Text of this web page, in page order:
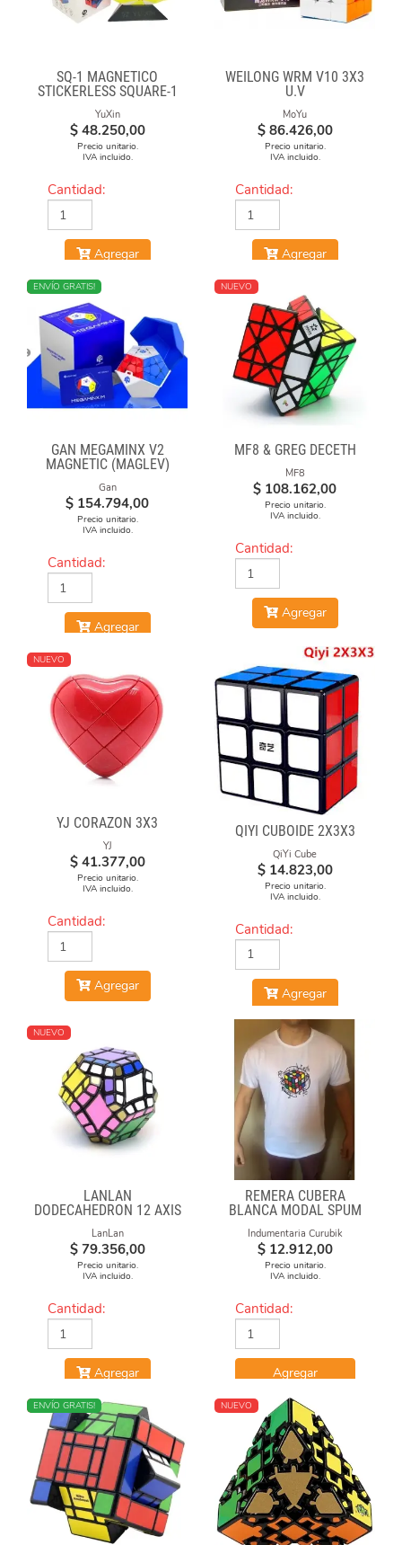
SQ-1 MAGNÉTICO
STICKERLESS SQUARE-1
YuXin
$ 48.250,00
Precio unitario.
IVA incluido.
Cantidad:
Agregar
WEILONG WRM V10 3X3
U.V
MoYu
$ 86.426,00
Precio unitario.
IVA incluido.
Cantidad:
Agregar
NUEVO
ENVÍO GRATIS!
GAN MEGAMINX V2
MAGNETIC (MAGLEV)
Gan
$ 154.794,00
Precio unitario.
IVA incluido.
Cantidad:
Agregar
NUEVO
MF8 & GREG DECETH
MF8
$ 108.162,00
Precio unitario.
IVA incluido.
Cantidad:
Agregar
NUEVO
YJ CORAZON 3X3
YJ
$ 41.377,00
Precio unitario.
IVA incluido.
Cantidad:
Agregar
QIYI CUBOIDE 2X3X3
QiYi Cube
$ 14.823,00
Precio unitario.
IVA incluido.
Cantidad:
Agregar
NUEVO
LANLAN
DODECAHEDRON 12 AXIS
LanLan
$ 79.356,00
Precio unitario.
IVA incluido.
Cantidad:
Agregar
REMERA CUBERA
BLANCA MODAL SPUM
CUBO CON FORMULAS
Indumentaria Curubik
$ 12.912,00
Precio unitario.
IVA incluido.
Cantidad:
Agregar
NUEVO
ENVÍO GRATIS! NUEVO